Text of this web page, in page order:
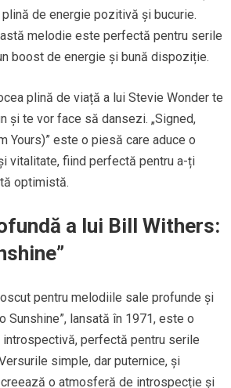
de energie pozitivă și bucurie.
melodie este perfectă pentru serile
boost de energie și bună dispoziție.
plină de viață a lui Stevie Wonder te
și te vor face să dansezi. „Signed,
Yours)” este o piesă care aduce o
vitalitate, fiind perfectă pentru a-ți
optimistă.
a lui Bill Withers:
pentru melodiile sale profunde și
Sunshine”, lansată în 1971, este o
perfectă pentru serile
simple, dar puternice, și
o atmosferă de introspecție și